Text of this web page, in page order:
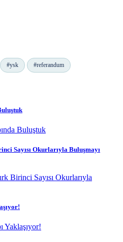
#ysk #referandum
Sayısı Okurlarıyla Buluşmayı